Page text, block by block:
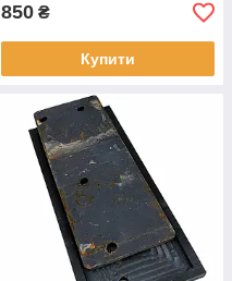
850 ₴
Купити